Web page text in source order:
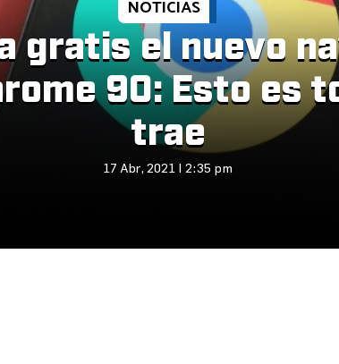
NOTICIAS
gratis el nuevo
90: Esto es
trae
17 Abr, 2021 | 2:35 pm